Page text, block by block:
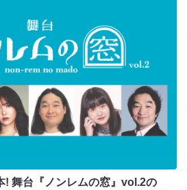
! 舞台『ノンレムの窓』vol.2の